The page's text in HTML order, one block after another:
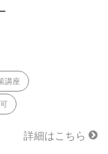
講座
詳細はこちら